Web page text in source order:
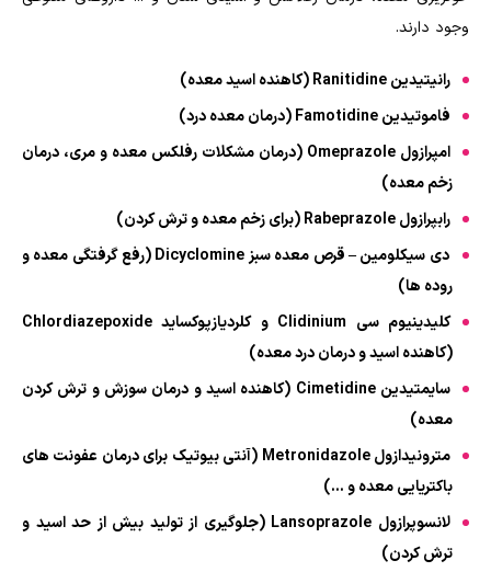
وجود دارند.
رانیتیدین Ranitidine (کاهنده اسید معده)
فاموتیدین Famotidine (درمان معده درد)
امپرازول Omeprazole (درمان مشکلات رفلکس معده و مری، درمان
زخم معده)
رابپرازول Rabeprazole (برای زخم معده و ترش کردن)
دی سیکلومین – قرص معده سبز Dicyclomine (رفع گرفتگی معده و
روده ها)
کلیدینیوم سی Clidinium و کلردیازپوکساید Chlordiazepoxide
(کاهنده اسید و درمان درد معده)
سایمتیدین Cimetidine (کاهنده اسید و درمان سوزش و ترش کردن
معده)
مترونیدازول Metronidazole (آنتی بیوتیک برای درمان عفونت های
باکتریایی معده و ...)
لانسوپرازول Lansoprazole (جلوگیری از تولید بیش از حد اسید و
ترش کردن)